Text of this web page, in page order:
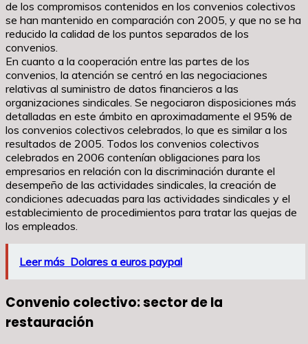
de los compromisos contenidos en los convenios colectivos
se han mantenido en comparación con 2005, y que no se ha
reducido la calidad de los puntos separados de los
convenios.
En cuanto a la cooperación entre las partes de los
convenios, la atención se centró en las negociaciones
relativas al suministro de datos financieros a las
organizaciones sindicales. Se negociaron disposiciones más
detalladas en este ámbito en aproximadamente el 95% de
los convenios colectivos celebrados, lo que es similar a los
resultados de 2005. Todos los convenios colectivos
celebrados en 2006 contenían obligaciones para los
empresarios en relación con la discriminación durante el
desempeño de las actividades sindicales, la creación de
condiciones adecuadas para las actividades sindicales y el
establecimiento de procedimientos para tratar las quejas de
los empleados.
Leer más Dolares a euros paypal
Convenio colectivo: sector de la
restauración